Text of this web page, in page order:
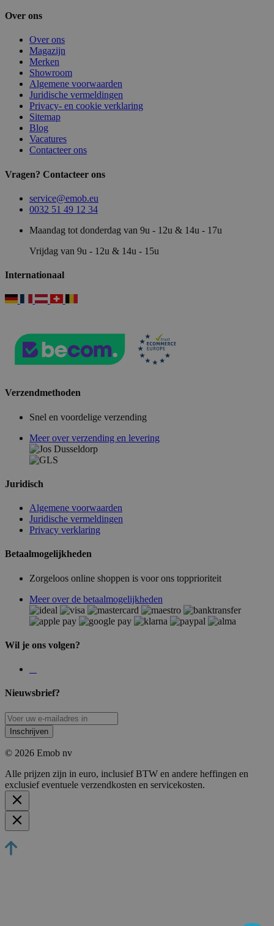
Over ons
Over ons
Magazijn
Merken
Showroom
Algemene voorwaarden
Juridische vermeldingen
Privacy- en cookie verklaring
Sitemap
Blog
Vacatures
Contacteer ons
Vragen? Contacteer ons
service@emob.eu
0032 51 49 12 34
Maandag tot donderdag van 9u - 12u & 14u - 17u
Vrijdag van 9u - 12u & 14u - 15u
Internationaal
Verzendmethoden
Snel en voordelige verzending
Meer over verzending en levering
Juridisch
Algemene voorwaarden
Juridische vermeldingen
Privacy verklaring
Betaalmogelijkheden
Zorgeloos online shoppen is voor ons topprioriteit
Meer over de betaalmogelijkheden
Wil je ons volgen?
Nieuwsbrief?
Inschrijven
© 2026 Emob nv
Alle prijzen zijn in euro, inclusief BTW en andere heffingen en
exclusief eventuele verzendkosten en servicekosten.